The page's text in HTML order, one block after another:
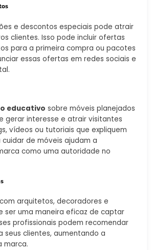
e descontos especiais pode atrair
clientes. Isso pode incluir ofertas
para a primeira compra ou pacotes
essas ofertas em redes sociais e
educativo sobre móveis planejados
gerar interesse e atrair visitantes
vídeos ou tutoriais que expliquem
de móveis ajudam a
como uma autoridade no
arquitetos, decoradores e
ser uma maneira eficaz de captar
profissionais podem recomendar
seus clientes, aumentando a
marca.